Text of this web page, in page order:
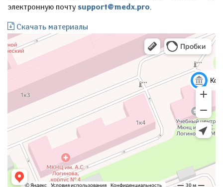
электронную почтуsupport@medx.pro
Скачать материалы